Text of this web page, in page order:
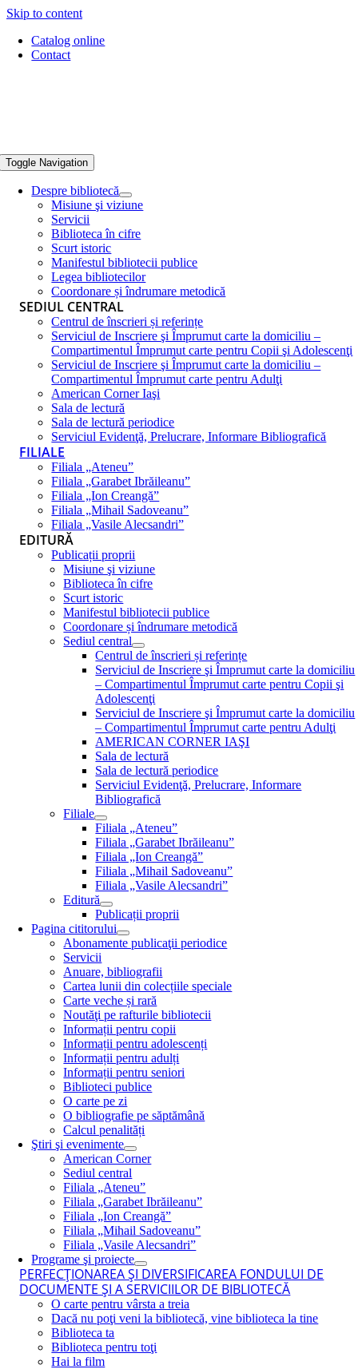
Skip to content
Catalog online
Contact
Toggle Navigation
Despre bibliotecă
Misiune şi viziune
Servicii
Biblioteca în cifre
Scurt istoric
Manifestul bibliotecii publice
Legea bibliotecilor
Coordonare și îndrumare metodică
SEDIUL CENTRAL
Centrul de înscrieri și referințe
Serviciul de Inscriere şi Împrumut carte la domiciliu –
Compartimentul Împrumut carte pentru Copii şi Adolescenţi
Serviciul de Inscriere şi Împrumut carte la domiciliu –
Compartimentul Împrumut carte pentru Adulţi
American Corner Iaşi
Sala de lectură
Sala de lectură periodice
Serviciul Evidenţă, Prelucrare, Informare Bibliografică
FILIALE
Filiala „Ateneu”
Filiala „Garabet Ibrăileanu”
Filiala „Ion Creangă”
Filiala „Mihail Sadoveanu”
Filiala „Vasile Alecsandri”
EDITURĂ
Publicații proprii
Misiune şi viziune
Biblioteca în cifre
Scurt istoric
Manifestul bibliotecii publice
Coordonare și îndrumare metodică
Sediul central
Centrul de înscrieri și referințe
Serviciul de Inscriere şi Împrumut carte la domiciliu
– Compartimentul Împrumut carte pentru Copii şi
Adolescenţi
Serviciul de Inscriere şi Împrumut carte la domiciliu
– Compartimentul Împrumut carte pentru Adulţi
AMERICAN CORNER IAŞI
Sala de lectură
Sala de lectură periodice
Serviciul Evidenţă, Prelucrare, Informare
Bibliografică
Filiale
Filiala „Ateneu”
Filiala „Garabet Ibrăileanu”
Filiala „Ion Creangă”
Filiala „Mihail Sadoveanu”
Filiala „Vasile Alecsandri”
Editură
Publicații proprii
Pagina cititorului
Abonamente publicaţii periodice
Servicii
Anuare, bibliografii
Cartea lunii din colecțiile speciale
Carte veche și rară
Noutăţi pe rafturile bibliotecii
Informații pentru copii
Informații pentru adolescenți
Informații pentru adulți
Informații pentru seniori
Biblioteci publice
O carte pe zi
O bibliografie pe săptămână
Calcul penalități
Ştiri şi evenimente
American Corner
Sediul central
Filiala „Ateneu”
Filiala „Garabet Ibrăileanu”
Filiala „Ion Creangă”
Filiala „Mihail Sadoveanu”
Filiala „Vasile Alecsandri”
Programe şi proiecte
PERFECŢIONAREA ŞI DIVERSIFICAREA FONDULUI DE
DOCUMENTE ŞI A SERVICIILOR DE BIBLIOTECĂ
O carte pentru vârsta a treia
Dacă nu poţi veni la bibliotecă, vine biblioteca la tine
Biblioteca ta
Biblioteca pentru toţi
Hai la film